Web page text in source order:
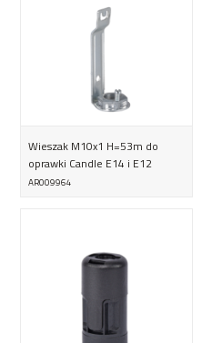
Wieszak M10x1 H=53m do
oprawki Candle E14 i E12
AR009964